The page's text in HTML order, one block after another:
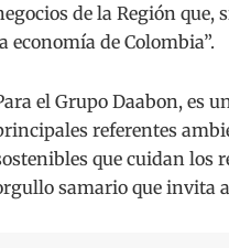
de la Región que,
economía de Colombia”.
el Grupo Daabon, es
referentes
que cuidan los
samario que invita